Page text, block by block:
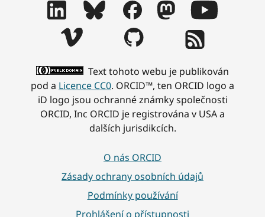
Text tohoto webu je publikován
pod a Licence CC0. ORCID™, ten ORCID logo a
iD logo jsou ochranné známky společnosti
ORCID, Inc ORCID je registrována v USA a
dalších jurisdikcích.
O nás ORCID
Zásady ochrany osobních údajů
Podmínky používání
Prohlášení o přístupnosti